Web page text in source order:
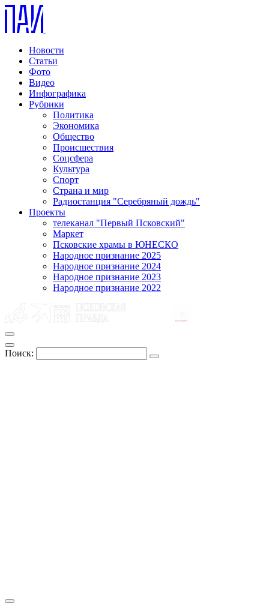
Новости
Статьи
Фото
Видео
Инфографика
Рубрики
Политика
Экономика
Общество
Происшествия
Соцсфера
Культура
Спорт
Страна и мир
Радиостанция "Серебряный дождь"
Проекты
телеканал "Первый Псковский"
Маркет
Псковские храмы в ЮНЕСКО
Народное признание 2025
Народное признание 2024
Народное признание 2023
Народное признание 2022
Поиск: